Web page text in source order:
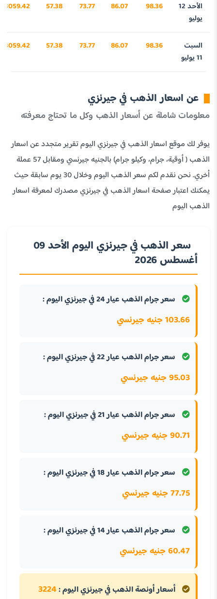
الأحد 12
يوليو
98.36
86.07
73.77
57.38
3059.42
السبت
11 يوليو
98.36
86.07
73.77
57.38
3059.42
عن اسعار الذهب في جيرنزي
معلومات شاملة عن أسعار الذهب وكل ما تحتاج معرفته
يوفر لك موقع اسعار الذهب في جيرنزي اليوم تقرير متجدد عن اسعار
الذهب ( أوقية، جرام، وكيلو جرام) بالجنيه جيرنسي ومقابل 57 عملة
أخري. نحن نقدم لكم سعر الذهب اليوم وخلال 30 يوم سابقة حيث
يمكنك اعتبار صفحة اسعار الذهب في جيرنزي مصدرك لمعرفة اسعار
الذهب اليوم
سعر الذهب في جيرنزي اليوم الأحد 09
أغسطس 2026
سعر جرام الذهب عيار 24 في جيرنزي اليوم :
103.66 جنيه جيرنسي
سعر جرام الذهب عيار 22 في جيرنزي اليوم :
95.03 جنيه جيرنسي
سعر جرام الذهب عيار 21 في جيرنزي اليوم :
90.71 جنيه جيرنسي
سعر جرام الذهب عيار 18 في جيرنزي اليوم :
77.75 جنيه جيرنسي
سعر جرام الذهب عيار 14 في جيرنزي اليوم :
60.47 جنيه جيرنسي
أسعار أونصة الذهب في جيرنزي اليوم :3224